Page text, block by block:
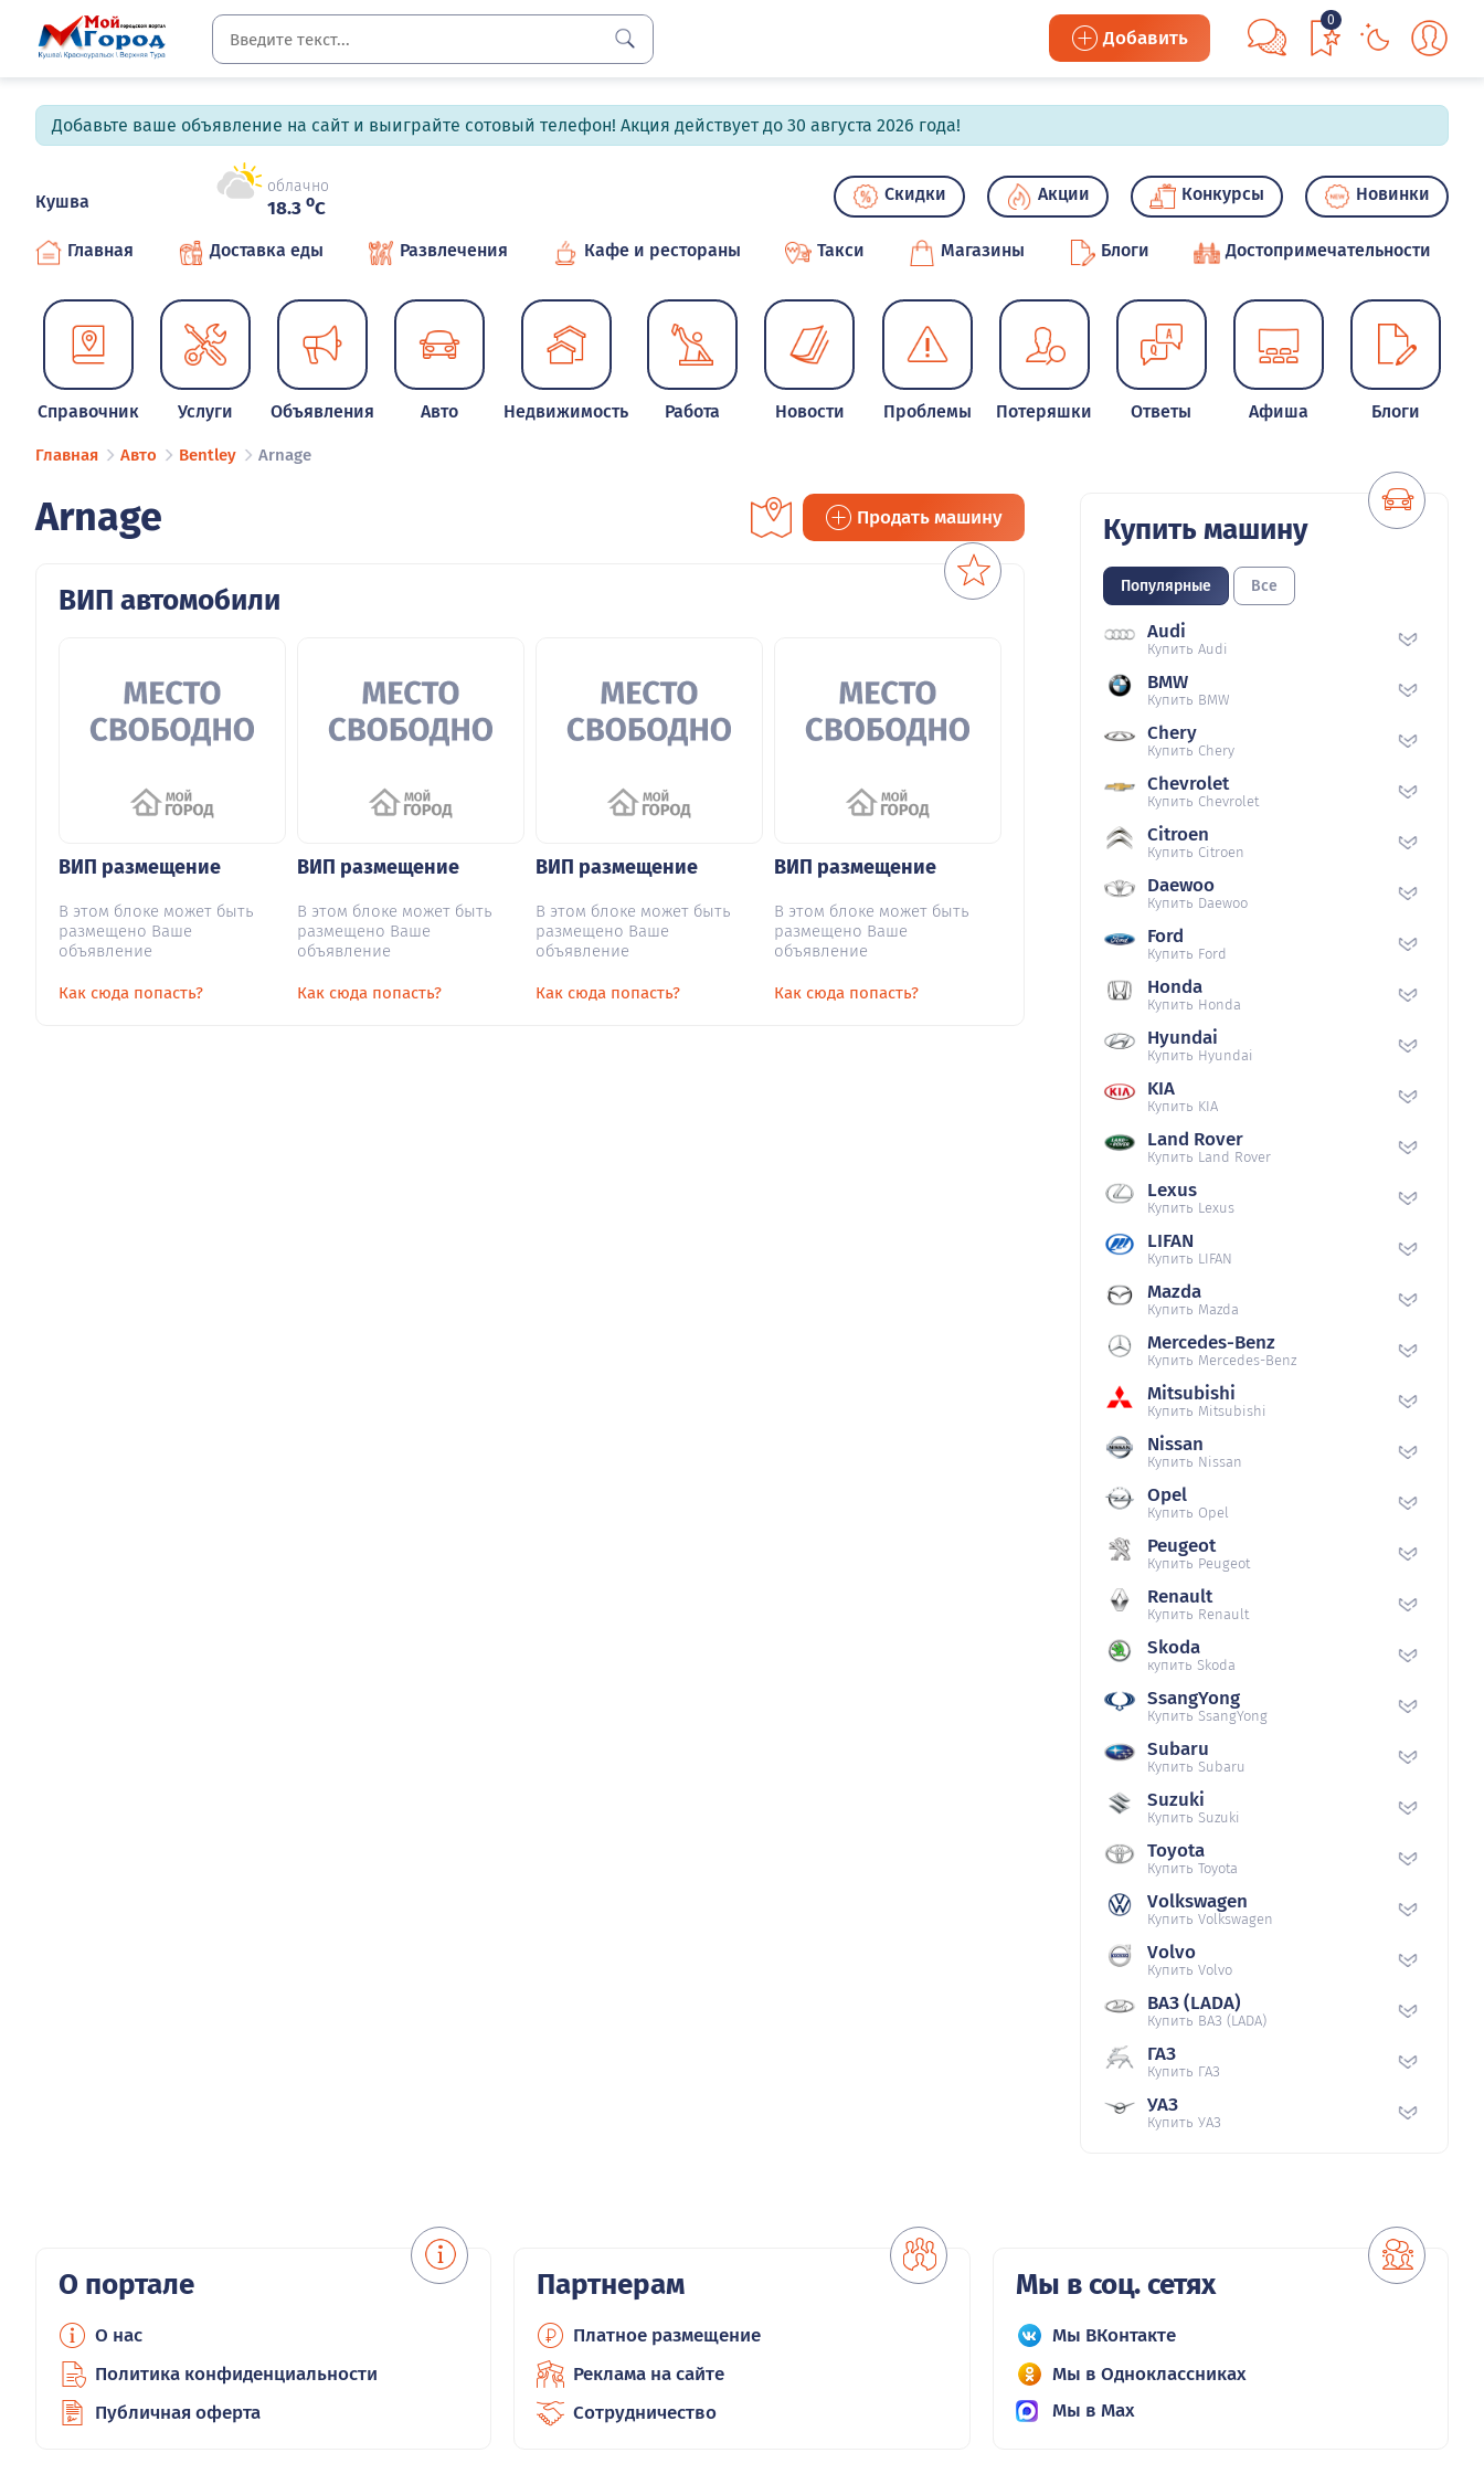
Добавить
0
Добавьте ваше объявление на сайт и выиграйте сотовый телефон! Акция действует до 30 августа 2026 года!
Кушва
облачно
18.3 oC
Скидки Акции Конкурсы Новинки
Главная Доставка еды Развлечения Кафе и рестораны Такси Магазины Блоги Достопримечательности
Справочник Услуги Объявления Авто Недвижимость Работа Новости Проблемы Потеряшки Ответы Афиша Блоги
Главная Авто Bentley Arnage
Arnage Продать машину
ВИП автомобили
ВИП размещение
В этом блоке может быть
размещено Ваше
объявление
Как сюда попасть?
ВИП размещение
В этом блоке может быть
размещено Ваше
объявление
Как сюда попасть?
ВИП размещение
В этом блоке может быть
размещено Ваше
объявление
Как сюда попасть?
ВИП размещение
В этом блоке может быть
размещено Ваше
объявление
Как сюда попасть?
Купить машину
Популярные Все
Audi
Купить Audi
BMW
Купить BMW
Chery
Купить Chery
Chevrolet
Купить Chevrolet
Citroen
Купить Citroen
Daewoo
Купить Daewoo
Ford
Купить Ford
Honda
Купить Honda
Hyundai
Купить Hyundai
KIA
Купить KIA
Land Rover
Купить Land Rover
Lexus
Купить Lexus
LIFAN
Купить LIFAN
Mazda
Купить Mazda
Mercedes-Benz
Купить Mercedes-Benz
Mitsubishi
Купить Mitsubishi
Nissan
Купить Nissan
Opel
Купить Opel
Peugeot
Купить Peugeot
Renault
Купить Renault
Skoda
купить Skoda
SsangYong
Купить SsangYong
Subaru
Купить Subaru
Suzuki
Купить Suzuki
Toyota
Купить Toyota
Volkswagen
Купить Volkswagen
Volvo
Купить Volvo
ВАЗ (LADA)
Купить ВАЗ (LADA)
ГАЗ
Купить ГАЗ
УАЗ
Купить УАЗ
О портале
О нас
Политика конфиденциальности
Публичная оферта
Партнерам
Платное размещение
Реклама на сайте
Сотрудничество
Мы в соц. сетях
Мы ВКонтакте
Мы в Одноклассниках
Мы в Max